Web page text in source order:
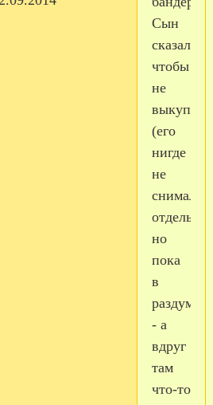
Сын
сказал,
чтобы
не
выкупали
(его
нигде
не
снимали
но
пока
в
раздумье
- а
вдруг
там
что-то